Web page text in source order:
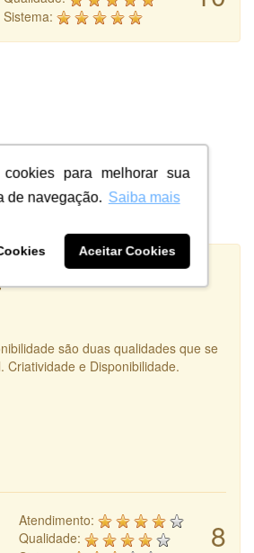
cookies para melhorar sua
de navegação. Saiba mais
Aceitar Cookies
Sistema:
são duas qualidades que se
Criatividade e Disponibilidade.
8
Atendimento:
Qualidade: